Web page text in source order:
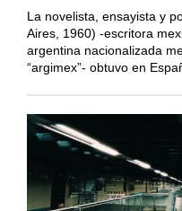
La novelista, ensayista y
Aires, 1960) -escritora
argentina nacionalizada
“argimex”- obtuvo en